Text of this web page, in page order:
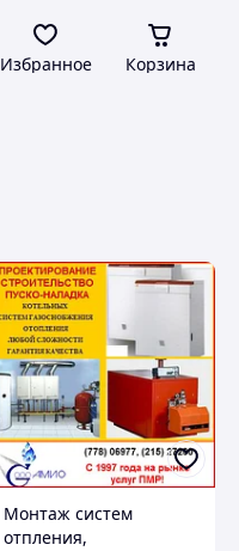
Избранное Корзина
Монтаж систем
отпления,